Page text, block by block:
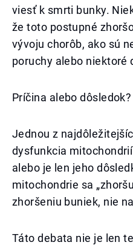
viesť k smrti bunky.
že toto postupné
vývoju chorôb, ako sú
poruchy alebo niektoré
Príčina alebo dôsledok?
Jednou z
dysfunkcia
alebo je len jeho
mitochondrie sa
zhoršeniu buniek, nie
Táto debata nie je len